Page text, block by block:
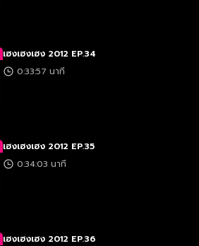
เฮงเฮงเฮง 2012 EP.34
0:33:57 นาที
เฮงเฮงเฮง 2012 EP.35
0:34:03 นาที
เฮงเฮงเฮง 2012 EP.36